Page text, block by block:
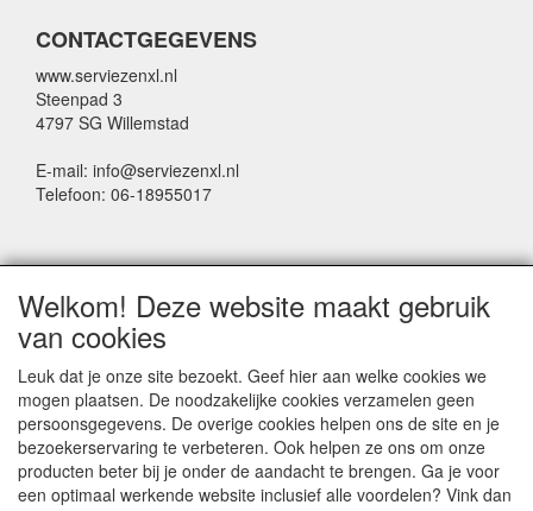
CONTACTGEGEVENS
www.serviezenxl.nl
Steenpad 3
4797 SG Willemstad
E-mail: info@serviezenxl.nl
Telefoon: 06-18955017
Voornaam
Achternaam
E-mail
Welkom! Deze website maakt gebruik
van cookies
Leuk dat je onze site bezoekt. Geef hier aan welke cookies we
mogen plaatsen. De noodzakelijke cookies verzamelen geen
persoonsgegevens. De overige cookies helpen ons de site en je
bezoekerservaring te verbeteren. Ook helpen ze ons om onze
producten beter bij je onder de aandacht te brengen. Ga je voor
een optimaal werkende website inclusief alle voordelen? Vink dan